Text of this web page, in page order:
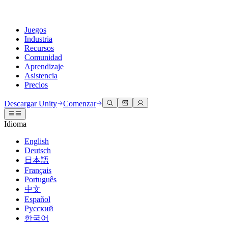
Juegos
Industria
Recursos
Comunidad
Aprendizaje
Asistencia
Precios
Motor de Unity
Crea juegos 2D y 3D para cualquier plataforma
Colaboración
Colabora e itera rápidamente con tu equipo
Descargar Unity
Planes y precios
Implementar
Multiplataforma
Colaboración 3D
Construye y revisa proyectos 3D en tiempo real
Capacitación envolvente
Capacitación en entornos envolventes
Experiencias del cliente
Crea experiencias interactivas en 3D
Industrias
Fabricación
Documentación
Herramientas para desarrolladores
Versiones de lanzamiento y rastreador de problemas
Hoja de ruta
Revisar características próximas
Glosario
Discusiones
Eventos
Eventos globales y locales
Historias de la comunidad
Hecho con Unity
Presentando a los creadores de Unity
Unity Learn
Domina las habilidades de Unity de forma gratuita
Capacitación profesional
Mejora tu equipo con entrenadores de Unity
¿No tienes experiencia con Unity?
Primeros pasos
Pon en marcha tu aprendizaje
Rutas esenciales de Unity
Obtener ayuda
Ayudándote a tener éxito con Unity
Planes de éxito
Alcanza tus metas más rápido con soporte experto
PREGUNTAS FRECUENTES
Respuestas a preguntas comunes
Contáctanos
Conéctate con nuestro equipo
Descargar Unity Comenzar
Idioma
English
Deutsch
日本語
Français
Português
中文
Español
Русский
한국어